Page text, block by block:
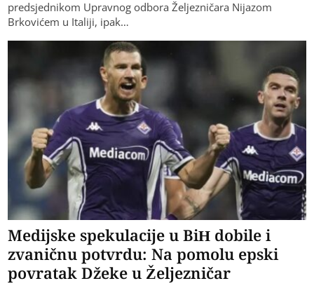
predsjednikom Upravnog odbora Željezničara Nijazom
Brkovićem u Italiji, ipak…
Medijske spekulacije u BiH dobile i
zvaničnu potvrdu: Na pomolu epski
povratak Džeke u Željezničar